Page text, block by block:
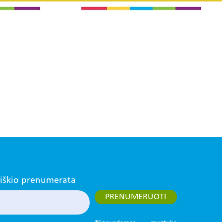
prenumerata
PRENUMERUOTI